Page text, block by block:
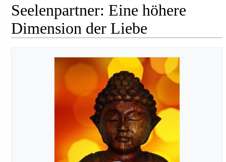
Seelenpartner: Eine höhere
Dimension der Liebe